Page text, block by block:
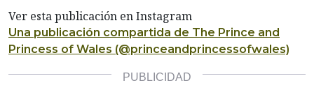
Ver esta publicación en Instagram
Una publicación compartida de The Prince and
Princess of Wales (@princeandprincessofwales)